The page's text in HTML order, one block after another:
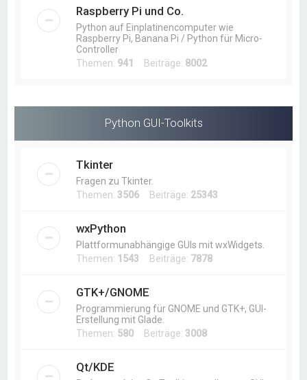
Raspberry Pi und Co.
Python auf Einplatinencomputer wie
Raspberry Pi, Banana Pi / Python für Micro-
Controller
Themen: 941 Beiträge: 8002
Python GUI-Toolkits
Tkinter
Fragen zu Tkinter.
Themen: 3506 Beiträge: 25343
wxPython
Plattformunabhängige GUIs mit wxWidgets.
Themen: 1543 Beiträge: 7878
GTK+/GNOME
Programmierung für GNOME und GTK+, GUI-
Erstellung mit Glade.
Themen: 580 Beiträge: 3008
Qt/KDE